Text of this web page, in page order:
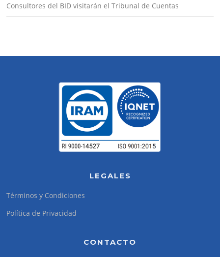
Consultores del BID visitarán el Tribunal de Cuentas
LEGALES
Términos y Condiciones
Política de Privacidad
CONTACTO